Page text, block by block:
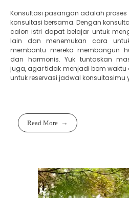
Konsultasi pasangan adalah
konsultasi bersama. Dengan
calon istri dapat belajar untuk
lain dan menemukan cara
membantu mereka membangun
dan harmonis. Yuk tuntaskan
juga, agar tidak menjadi bom waktu
untuk reservasi jadwal konsultasimu
Read More